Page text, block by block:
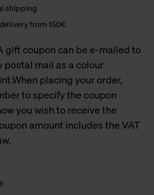
shipping
from 150€
gift coupon can be e-mailed to
postal mail as a colour
placing your order,
to specify the coupon
you wish to receive the
amount includes the VAT